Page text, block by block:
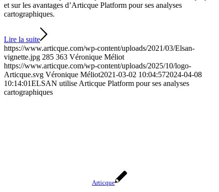
et sur les avantages d’Articque Platform pour ses analyses
cartographiques.
Lire la suite
https://www.articque.com/wp-content/uploads/2021/03/Elsan-
vignette.jpg 285 363 Véronique Méliot
https://www.articque.com/wp-content/uploads/2025/10/logo-
Articque.svg Véronique Méliot2021-03-02 10:04:572024-04-08
10:14:01ELSAN utilise Articque Platform pour ses analyses
cartographiques
Articque